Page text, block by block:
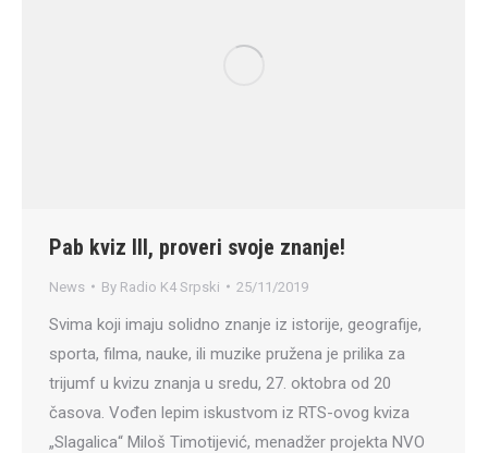
Pab kviz III, proveri svoje znanje!
News By Radio K4 Srpski 25/11/2019
Svima koji imaju solidno znanje iz istorije, geografije,
sporta, filma, nauke, ili muzike pružena je prilika za
trijumf u kvizu znanja u sredu, 27. oktobra od 20
časova. Vođen lepim iskustvom iz RTS-ovog kviza
„Slagalica“ Miloš Timotijević, menadžer projekta NVO